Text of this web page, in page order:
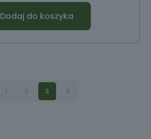
Dodaj do koszyka
1 2 3 4